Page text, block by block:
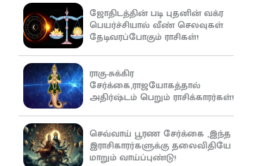
ஜோதிடத்தின் படி புதனின் வக்ர
பெயர்ச்சியால் வீண் செலவுகள்
தேடிவரப்போகும் ராசிகள்!
ராகு-சுக்கிர
சேர்க்கை,ராஜயோகத்தால்
அதிர்ஷ்டம் பெறும் ராசிக்காரர்கள்!
செவ்வாய் பூரண சேர்க்கை ,இந்த
இராசிகாரர்களுக்கு தலைவிதியே
மாறும் வாய்ப்புண்டு!